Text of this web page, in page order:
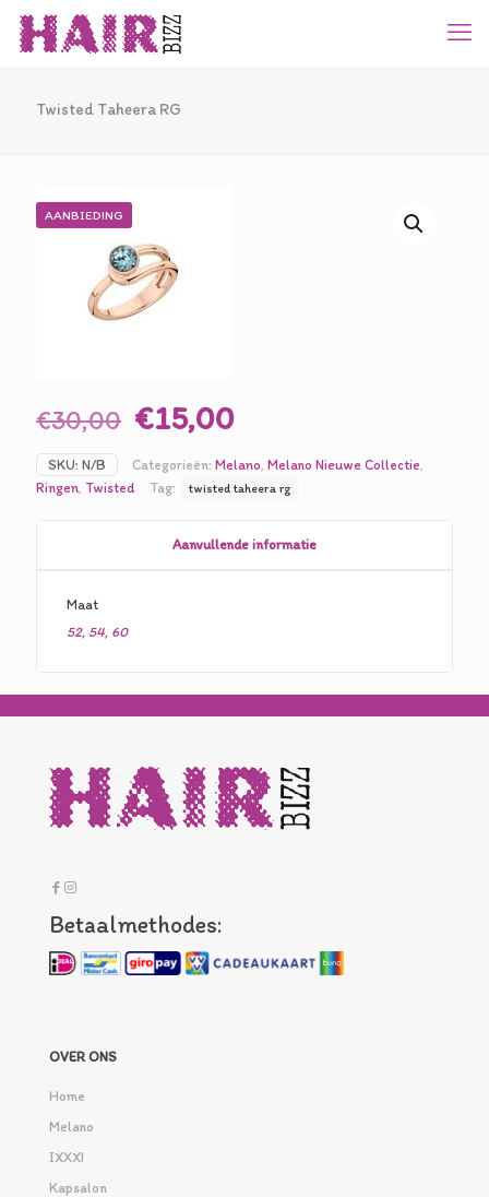
Twisted Taheera RG
AANBIEDING
€30,00 Oorspronkelijke
prijs
was:
€15,00Huidige
prijs
is:
SKU: N/B Categorieën: Melano, Melano Nieuwe Collectie,
Ringen, Twisted Tag: twisted taheera rg
Aanvullende informatie
Maat
52, 54, 60
Betaalmethodes:
OVER ONS
Home
Melano
IXXXI
Kapsalon